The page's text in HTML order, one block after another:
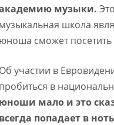
музыки.
музыкальная школа
юноша сможет посетить
Об участии в
пробиться в
юноши мало и это
всегда попадает в